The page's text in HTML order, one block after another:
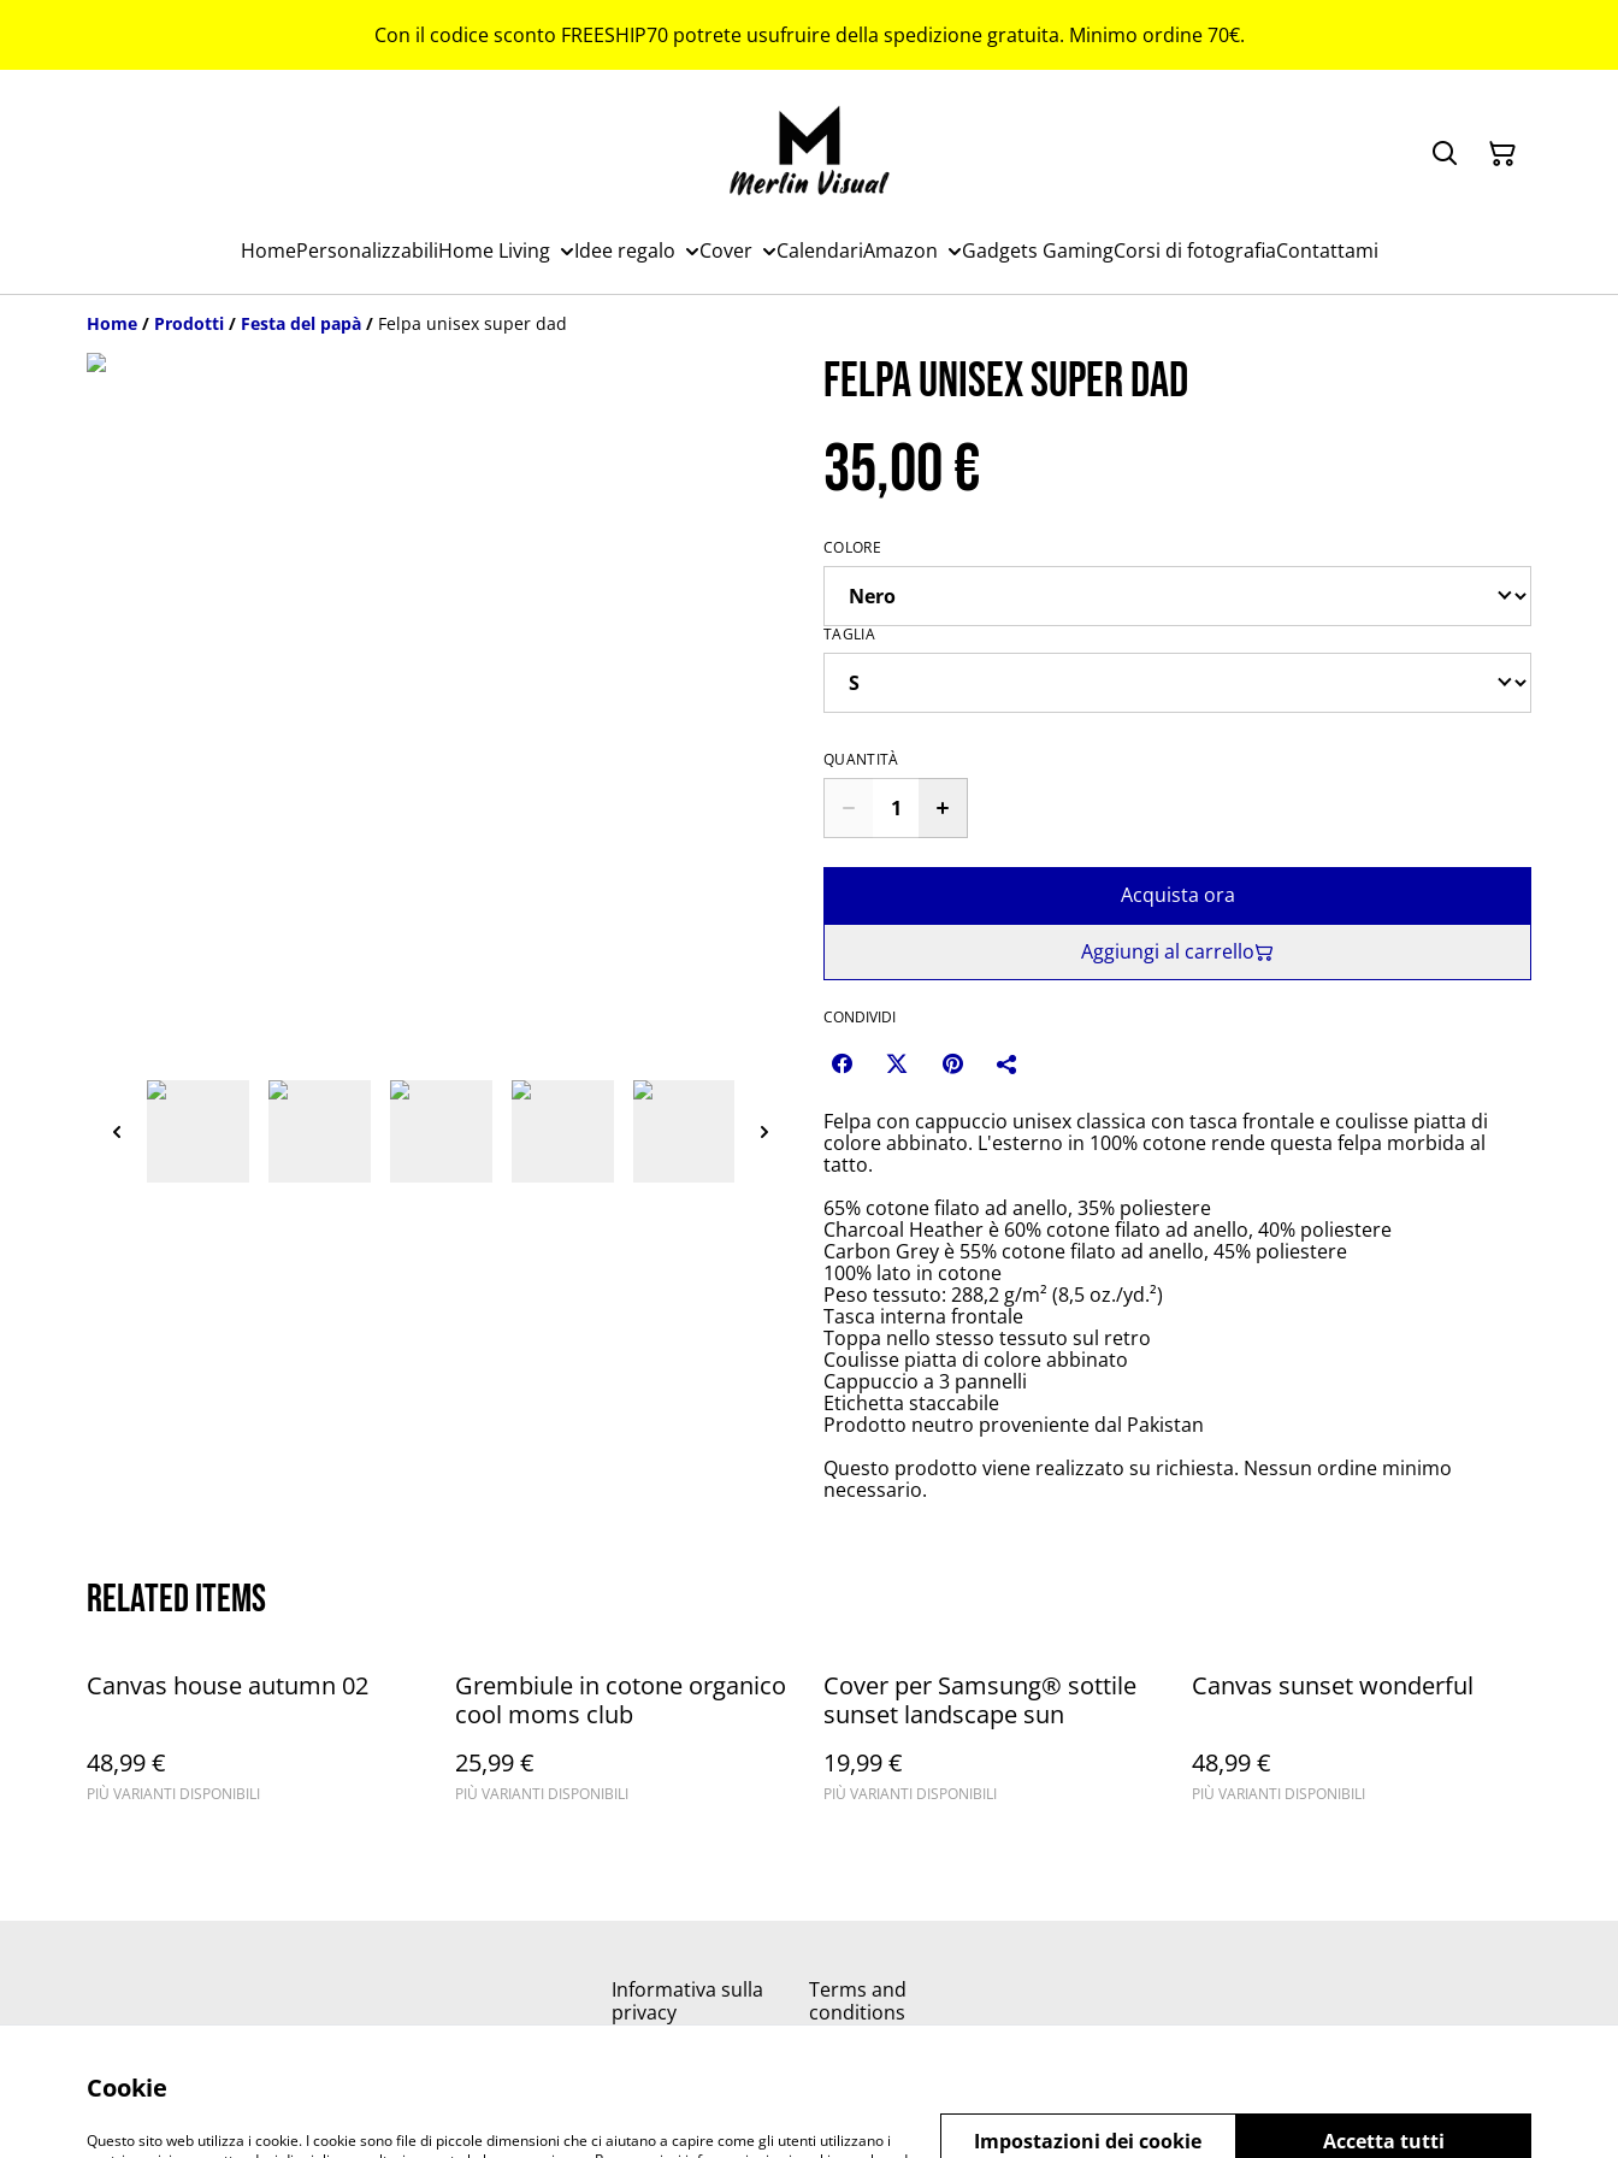
Con il codice sconto FREESHIP70 potrete usufruire della spedizione gratuita. Minimo ordine 70€.
HomePersonalizzabiliHome Living Idee regalo Cover CalendariAmazon Gadgets GamingCorsi di fotografiaContattami
Home / Prodotti / Festa del papà / Felpa unisex super dad
Felpa unisex super dad
35,00 €
COLORE
TAGLIA
QUANTITÀ
Acquista ora
Aggiungi al carrello
CONDIVIDI
Felpa con cappuccio unisex classica con tasca frontale e coulisse piatta di
colore abbinato. L'esterno in 100% cotone rende questa felpa morbida al
tatto.
65% cotone filato ad anello, 35% poliestere
Charcoal Heather è 60% cotone filato ad anello, 40% poliestere
Carbon Grey è 55% cotone filato ad anello, 45% poliestere
100% lato in cotone
Peso tessuto: 288,2 g/m² (8,5 oz./yd.²)
Tasca interna frontale
Toppa nello stesso tessuto sul retro
Coulisse piatta di colore abbinato
Cappuccio a 3 pannelli
Etichetta staccabile
Prodotto neutro proveniente dal Pakistan
Questo prodotto viene realizzato su richiesta. Nessun ordine minimo
necessario.
Related items
Canvas house autumn 02
48,99 €
PIÙ VARIANTI DISPONIBILI
Grembiule in cotone organico
cool moms club
25,99 €
PIÙ VARIANTI DISPONIBILI
Cover per Samsung® sottile
sunset landscape sun
19,99 €
PIÙ VARIANTI DISPONIBILI
Canvas sunset wonderful
48,99 €
PIÙ VARIANTI DISPONIBILI
Informativa sulla
privacy
Terms and
conditions
Cookie
Questo sito web utilizza i cookie. I cookie sono file di piccole dimensioni che ci aiutano a capire come gli utenti utilizzano i
Accetta tutti
Impostazioni dei cookie